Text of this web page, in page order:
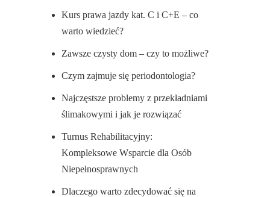
Kurs prawa jazdy kat. C i C+E – co
warto wiedzieć?
Zawsze czysty dom – czy to możliwe?
Czym zajmuje się periodontologia?
Najczęstsze problemy z przekładniami
ślimakowymi i jak je rozwiązać
Turnus Rehabilitacyjny:
Kompleksowe Wsparcie dla Osób
Niepełnosprawnych
Dlaczego warto zdecydować się na